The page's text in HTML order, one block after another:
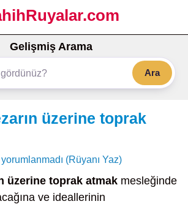
Gelişmiş Arama
Ara
üzerine toprak
(Rüyanı Yaz)
üzerine toprak atmak mesleğinde
ve ideallerinin